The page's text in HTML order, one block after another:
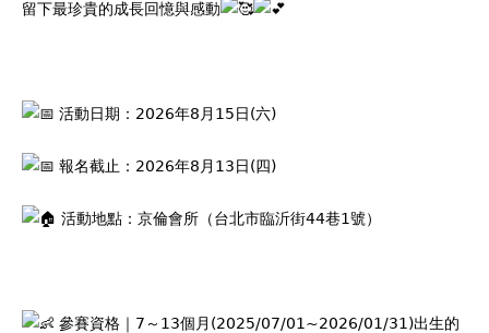
留下最珍貴的成長回憶與感動
活動日期：2026年8月15日(六)
報名截止：2026年8月13日(四)
活動地點：京倫會所（台北市臨沂街44巷1號）
參賽資格｜7～13個月(2025/07/01~2026/01/31)出生的